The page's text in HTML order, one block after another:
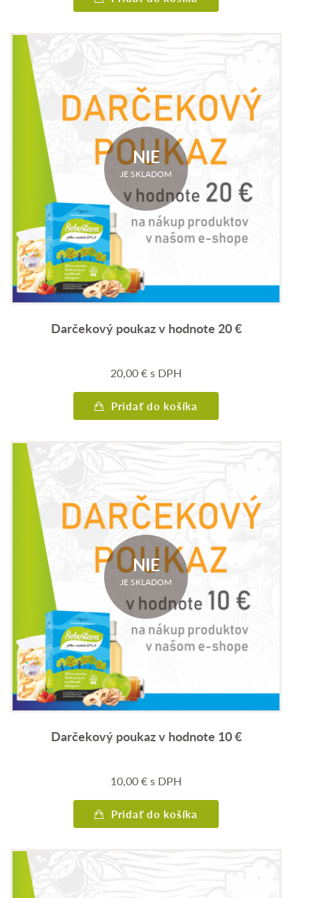
NIE
JE SKLADOM
Darčekový poukaz v hodnote 20 €
20,00€s DPH
Pridať do košíka
NIE
JE SKLADOM
Darčekový poukaz v hodnote 10 €
10,00€s DPH
Pridať do košíka